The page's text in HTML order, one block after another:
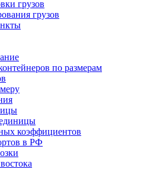
грузов
грузов
по размерам
коэффициентов
в РФ